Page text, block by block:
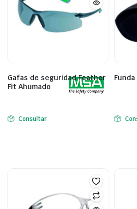
Gafas de seguridad Feather
Fit Ahumado
Consultar